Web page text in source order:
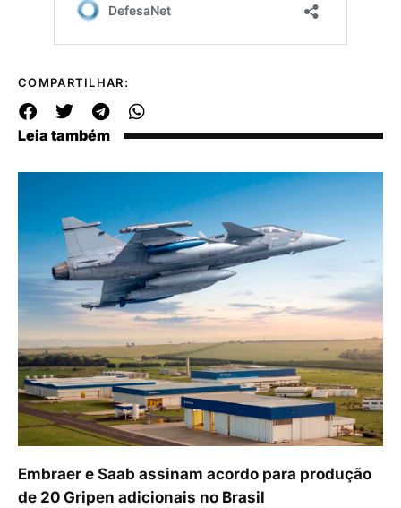
COMPARTILHAR:
Leia também
Embraer e Saab assinam acordo para produção
de 20 Gripen adicionais no Brasil